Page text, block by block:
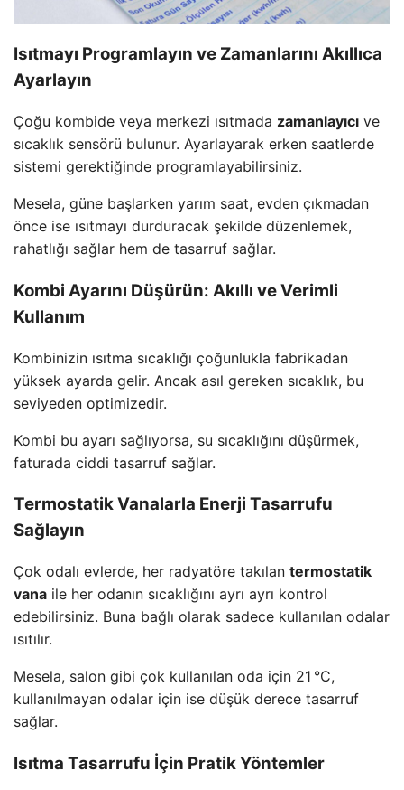
Isıtmayı Programlayın ve Zamanlarını Akıllıca
Ayarlayın
Çoğu kombide veya merkezi ısıtmada zamanlayıcı ve
sıcaklık sensörü bulunur. Ayarlayarak erken saatlerde
sistemi gerektiğinde programlayabilirsiniz.
Mesela, güne başlarken yarım saat, evden çıkmadan
önce ise ısıtmayı durduracak şekilde düzenlemek,
rahatlığı sağlar hem de tasarruf sağlar.
Kombi Ayarını Düşürün: Akıllı ve Verimli
Kullanım
Kombinizin ısıtma sıcaklığı çoğunlukla fabrikadan
yüksek ayarda gelir. Ancak asıl gereken sıcaklık, bu
seviyeden optimizedir.
Kombi bu ayarı sağlıyorsa, su sıcaklığını düşürmek,
faturada ciddi tasarruf sağlar.
Termostatik Vanalarla Enerji Tasarrufu
Sağlayın
Çok odalı evlerde, her radyatöre takılan termostatik
vana ile her odanın sıcaklığını ayrı ayrı kontrol
edebilirsiniz. Buna bağlı olarak sadece kullanılan odalar
ısıtılır.
Mesela, salon gibi çok kullanılan oda için 21 °C,
kullanılmayan odalar için ise düşük derece tasarruf
sağlar.
Isıtma Tasarrufu İçin Pratik Yöntemler